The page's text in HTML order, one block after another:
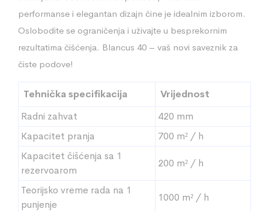
performanse i elegantan dizajn čine je idealnim izborom.
Oslobodite se ograničenja i uživajte u besprekornim
rezultatima čišćenja. Blancus 40 – vaš novi saveznik za
čiste podove!
Tehnička specifikacija
Vrijednost
Radni zahvat
420 mm
Kapacitet pranja
700 m² / h
Kapacitet čišćenja sa 1
rezervoarom
200 m² / h
Teorijsko vreme rada na 1
punjenje
1000 m² / h